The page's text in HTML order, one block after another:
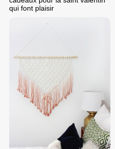
qui font plaisir